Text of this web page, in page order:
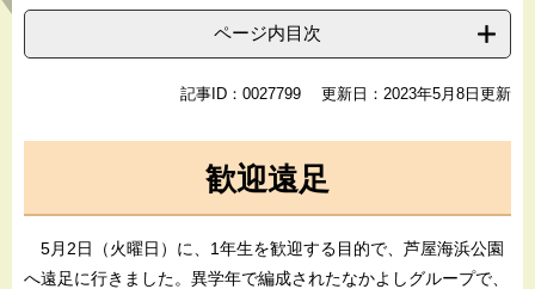
ページ内目次
記事ID：0027799 更新日：2023年5月8日更新
歓迎遠足
5月2日（火曜日）に、1年生を歓迎する目的で、芦屋海浜公園
へ遠足に行きました。異学年で編成されたなかよしグループで、